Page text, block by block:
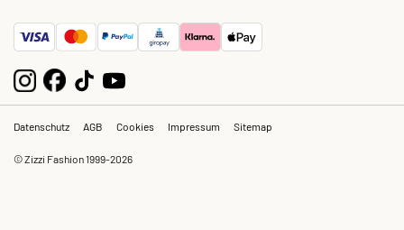
Datenschutz AGB Cookies Impressum Sitemap
© Zizzi Fashion 1999-2026